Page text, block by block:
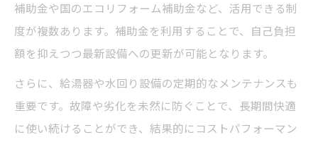
補助金や国のエコリフォーム補助金など、活用できる制
度が複数あります。補助金を利用することで、自己負担
額を抑えつつ最新設備への更新が可能となります。
さらに、給湯器や水回り設備の定期的なメンテナンスも
重要です。故障や劣化を未然に防ぐことで、長期間快適
に使い続けることができ、結果的にコストパフォーマン